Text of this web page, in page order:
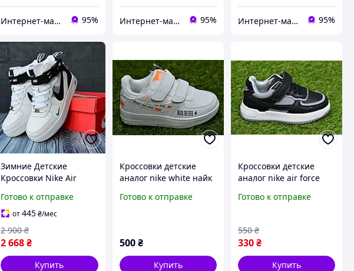
Интернет-магазин "High-Top Store" 95% Интернет-магазин "High-Top Store" 95% Интернет-магазин "High-Top Store" 95%
Зимние Детские
Кроссовки Nike Air
черные кожа, мех/Найк
Аир Форс Высокие 36-
Готово к отправке
от445₴/мес
2 668₴
2 900 ₴
Купить
Кроссовки детские
аналог nike white найк
р28-29
Готово к отправке
500 ₴
Купить
Кроссовки детские
аналог nike air force
29
Готово к отправке
330₴
550 ₴
Купить